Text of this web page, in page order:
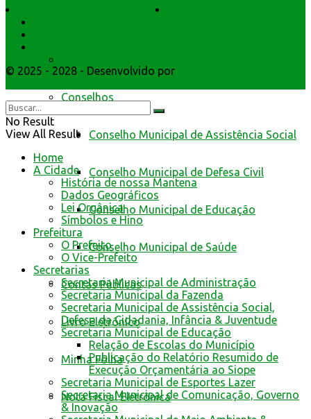
Conselhos
Conselho Municipal de Assistência Social
Conselho Municipal de Defesa Civil
Conselho Municipal de Educação
Conselho Municipal de Saúde
Contas Públicas
Livro Eletrônico
Minha Folha
Nota Fiscal Eletrônica
© 2025 - 2028 - Desenvolvido por
No Result
View All Result
Home
A Cidade
História de nossa Mantena
Dados Geográficos
Lei Orgânica
Símbolos e Hino
Prefeitura
O Prefeito
O Vice-Prefeito
Secretarias
Secretaria Municipal de Administração
Secretaria Municipal da Fazenda
Secretaria Municipal de Assistência Social,
Defesa da Cidadania, Infância & Juventude
Secretaria Municipal de Educação
Relação de Escolas do Município
Publicação do Relatório Resumido de
Execução Orçamentária ao Siope
Secretaria Municipal de Esportes Lazer
Secretaria Municipal de Comunicação, Governo
& Inovação